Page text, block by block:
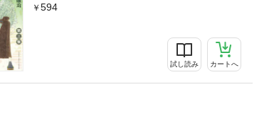
594
試し読み カートへ